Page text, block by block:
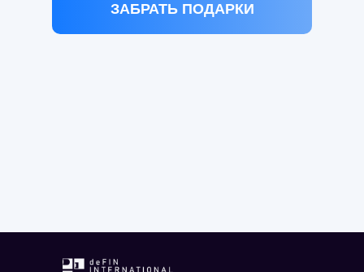
ЗАБРАТЬ ПОДАРКИ